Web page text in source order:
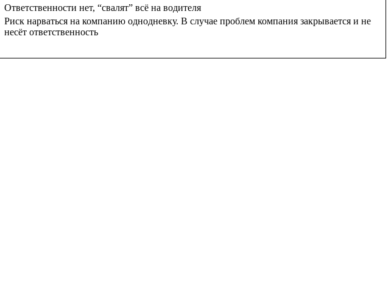
Ответственности нет, “свалят” всё на водителя
Риск нарваться на компанию однодневку. В случае проблем компания закрывается и не
несёт ответственность